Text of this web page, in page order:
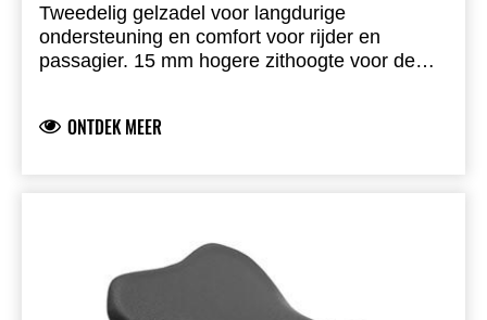
Tweedelig gelzadel voor langdurige
ondersteuning en comfort voor rijder en
passagier. 15 mm hogere zithoogte voor de
contrasterend materiaal en stikwerk met
ONTDEK MEER